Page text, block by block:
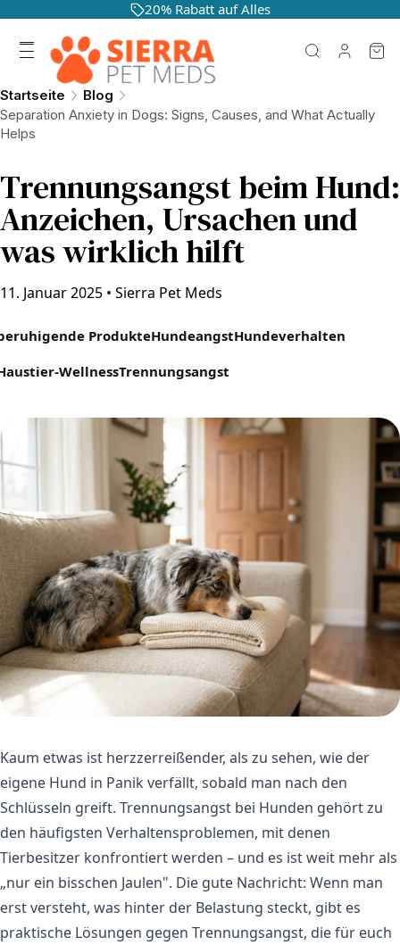
20% Rabatt auf Alles
Startseite
Blog
Separation Anxiety in Dogs: Signs, Causes, and What Actually
Helps
Trennungsangst beim Hund:
Anzeichen, Ursachen und
was wirklich hilft
11. Januar 2025 • Sierra Pet Meds
ProdukteHundeangstHundeverhalten
WellnessTrennungsangst
Kaum etwas ist herzzerreißender, als zu sehen, wie der
eigene Hund in Panik verfällt, sobald man nach den
Schlüsseln greift. Trennungsangst bei Hunden gehört zu
den häufigsten Verhaltensproblemen, mit denen
Tierbesitzer konfrontiert werden – und es ist weit mehr als
„nur ein bisschen Jaulen". Die gute Nachricht: Wenn man
erst versteht, was hinter der Belastung steckt, gibt es
praktische Lösungen gegen Trennungsangst, die für euch